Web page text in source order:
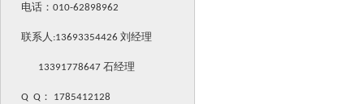
电话： 010-62898962
联系人:13693354426 刘经理
13391778647 石经理
Q Q ： 1785412128